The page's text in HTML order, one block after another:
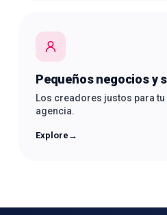
Pequeños negocios y
Los creadores justos para
agencia.
Explore →